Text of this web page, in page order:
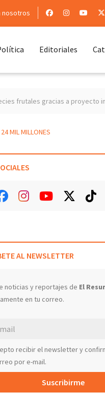
nosotros
Editoriales
a proyecto impulsado por
MIL MILLONES
AL NEWSLETTER
noticias y reportajes de El
en tu correo.
recibir el newsletter y
por e-mail.
Suscribirme